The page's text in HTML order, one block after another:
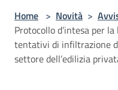
Home > Novità >
Protocollo d’intesa per
tentativi di infiltrazione
settore dell’edilizia